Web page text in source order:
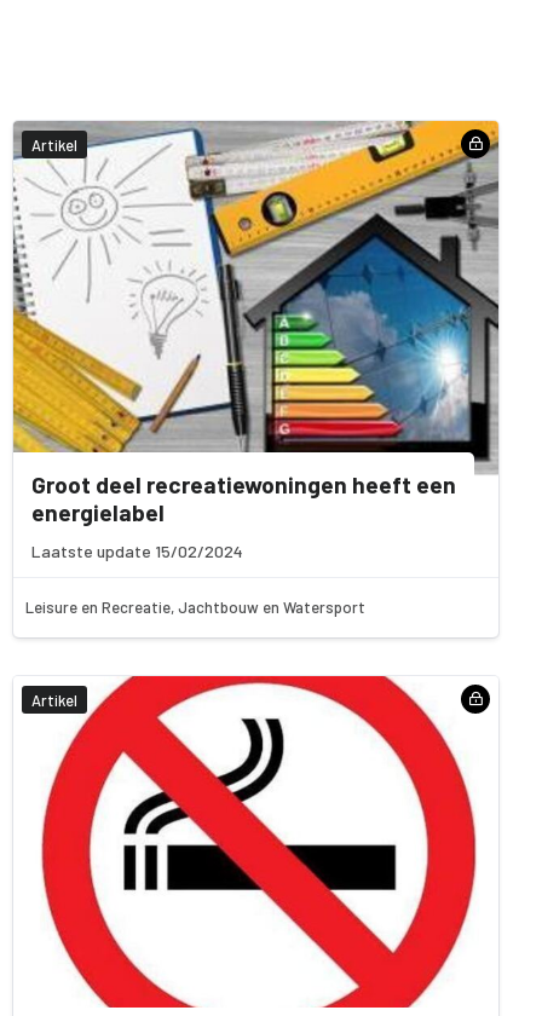
Artikel
Groot deel recreatiewoningen heeft een
energielabel
Laatste update 15/02/2024
Leisure en Recreatie, Jachtbouw en Watersport
Artikel